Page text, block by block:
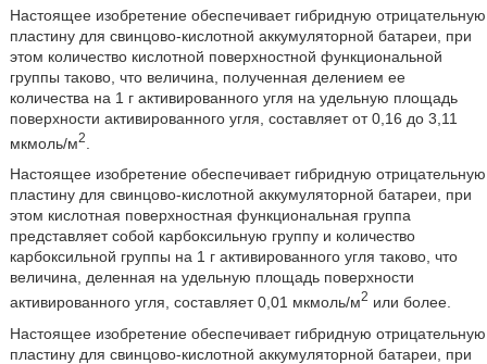
Настоящее изобретение обеспечивает гибридную отрицательную
пластину для свинцово-кислотной аккумуляторной батареи, при
этом количество кислотной поверхностной функциональной
группы таково, что величина, полученная делением ее
количества на 1 г активированного угля на удельную площадь
поверхности активированного угля, составляет от 0,16 до 3,11
мкмоль/м2
Настоящее изобретение обеспечивает гибридную отрицательную
пластину для свинцово-кислотной аккумуляторной батареи, при
этом кислотная поверхностная функциональная группа
представляет собой карбоксильную группу и количество
карбоксильной группы на 1 г активированного угля таково, что
величина, деленная на удельную площадь поверхности
активированного угля, составляет 0,01 мкмоль/м2 или более.
Настоящее изобретение обеспечивает гибридную отрицательную
пластину для свинцово-кислотной аккумуляторной батареи, при